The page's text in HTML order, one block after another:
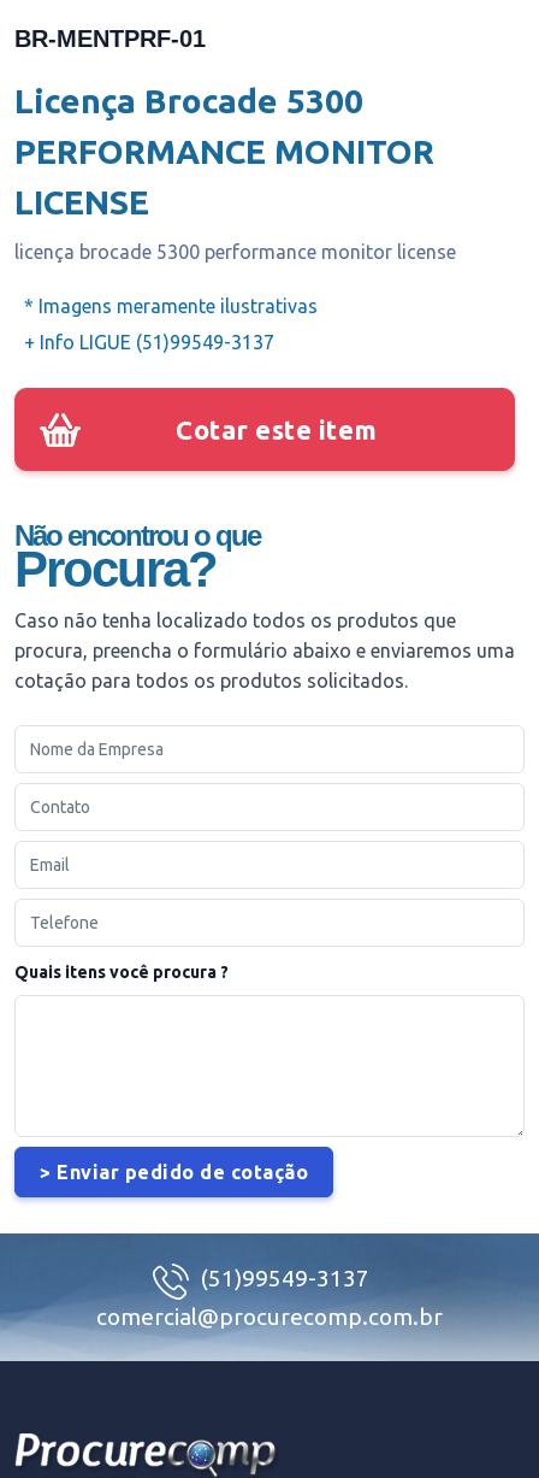
BR-MENTPRF-01
Licença Brocade 5300
PERFORMANCE MONITOR
LICENSE
licença brocade 5300 performance monitor license
* Imagens meramente ilustrativas
+ Info LIGUE (51)99549-3137
Cotar este item
Não encontrou o que
Procura?
Caso não tenha localizado todos os produtos que
procura, preencha o formulário abaixo e enviaremos uma
cotação para todos os produtos solicitados.
Quais itens você procura ?
(51)99549-3137
comercial@procurecomp.com.br